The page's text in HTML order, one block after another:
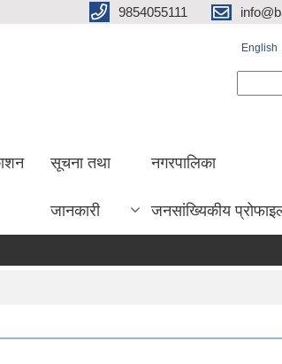
9854055111
English
सूचना तथा
जानकारी
नगरपालिका
जनसांख्यिकीय